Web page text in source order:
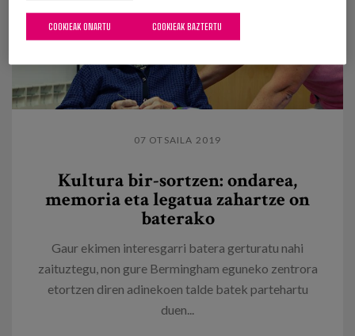
07 OTSAILA 2019
Kultura bir-sortzen: ondarea,
memoria eta legatua zahartze on
baterako
Gaur ekimen interesgarri batera gerturatu nahi
zaituztegu, non gure Bermingham eguneko zentrora
etortzen diren adinekoen talde batek partehartu
duen...
COOKIEAK BAZTERTU
COOKIEAK ONARTU